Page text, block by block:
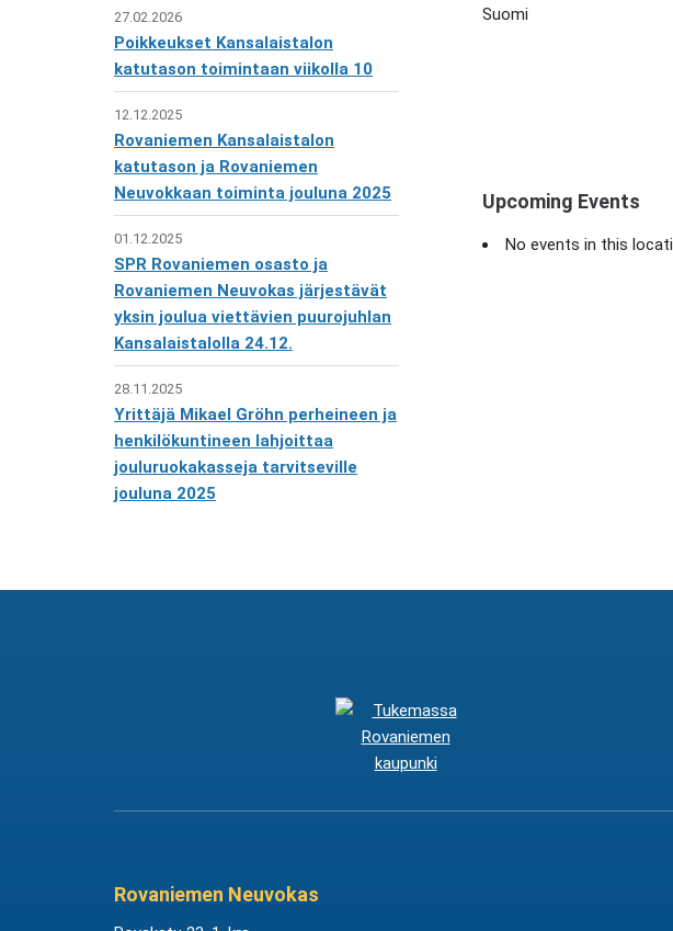
27.02.2026
Poikkeukset Kansalaistalon
katutason toimintaan viikolla 10
12.12.2025
Rovaniemen Kansalaistalon
katutason ja Rovaniemen
Neuvokkaan toiminta jouluna 2025
01.12.2025
SPR Rovaniemen osasto ja
Rovaniemen Neuvokas järjestävät
yksin joulua viettävien puurojuhlan
Kansalaistalolla 24.12.
28.11.2025
Yrittäjä Mikael Gröhn perheineen ja
henkilökuntineen lahjoittaa
jouluruokakasseja tarvitseville
jouluna 2025
Suomi
Upcoming Events
No events in this
Rovaniemen Neuvokas